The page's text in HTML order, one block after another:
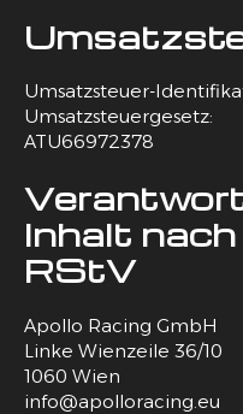
Umsatzsteuer-
Umsatzsteuergesetz:
ATU66972378
Inhalt
RStV
Apollo Racing GmbH
Linke Wienzeile 36/10
1060 Wien
info@apolloracing.eu